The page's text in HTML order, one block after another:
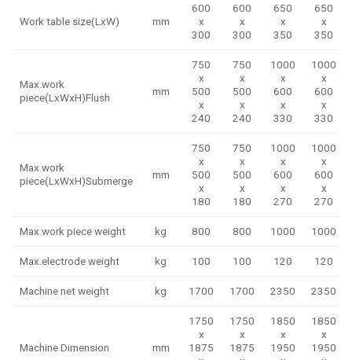
Work table size(LxW) mm
600
x
300
600
x
300
650
x
350
650
x
350
Max.work
piece(LxWxH)Flush
mm
750
x
500
x
240
750
x
500
x
240
1000
x
600
x
330
1000
x
600
x
330
Max.work
piece(LxWxH)Submerge
mm
750
x
500
x
180
750
x
500
x
180
1000
x
600
x
270
1000
x
600
x
270
Max.work piece weight kg 800 800 1000 1000
Max.electrode weight kg 100 100 120 120
Machine net weight kg 1700 1700 2350 2350
Machine Dimension mm
1750
x
1875
1750
x
1875
1850
x
1950
1850
x
1950